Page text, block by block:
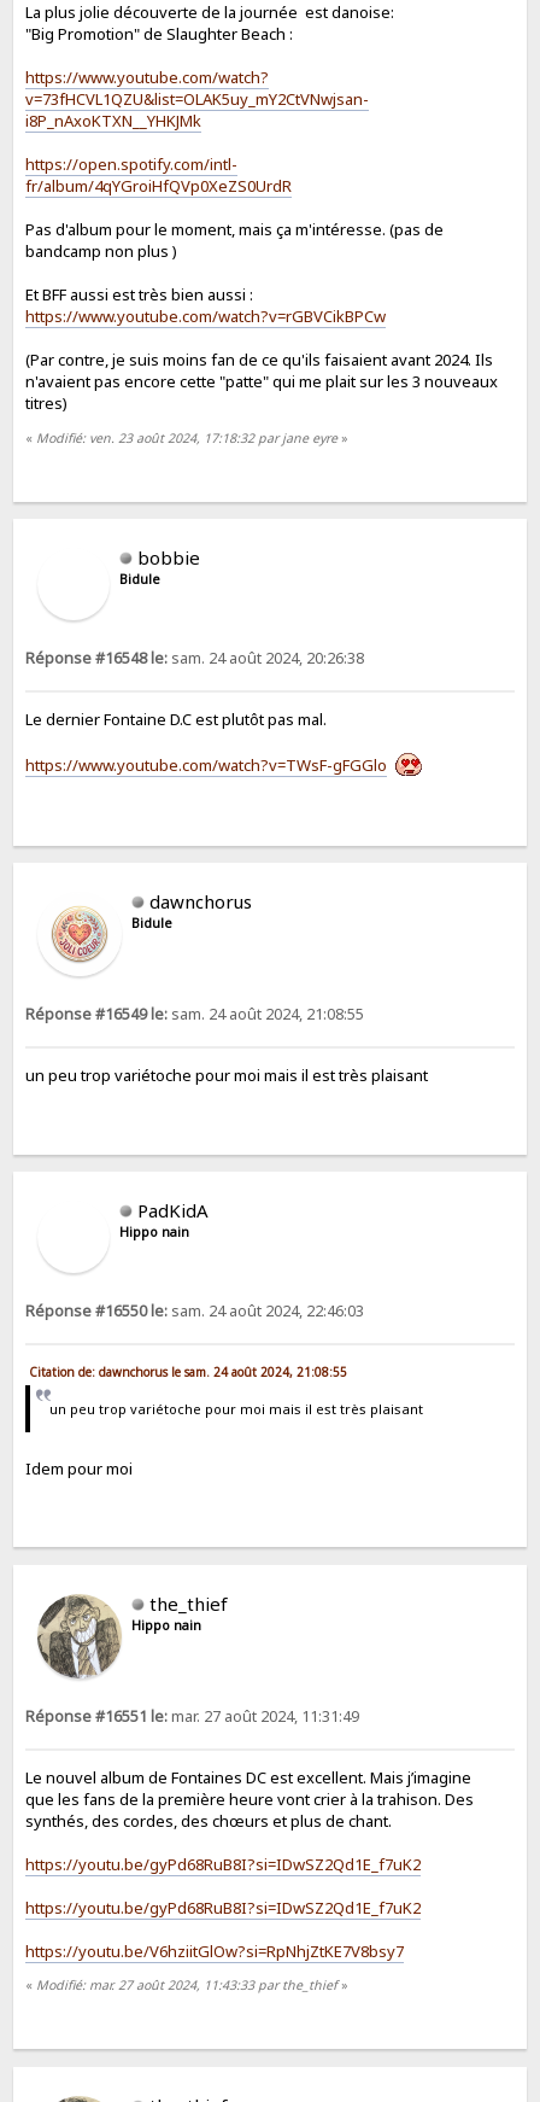
La plus jolie découverte de la journée est danoise:
"Big Promotion" de Slaughter Beach :
https://www.youtube.com/watch?
v=73fHCVL1QZU&list=OLAK5uy_mY2CtVNwjsan-
i8P_nAxoKTXN__YHKJMk
https://open.spotify.com/intl-
fr/album/4qYGroiHfQVp0XeZS0UrdR
Pas d'album pour le moment, mais ça m'intéresse. (pas de
bandcamp non plus )
Et BFF aussi est très bien aussi :
https://www.youtube.com/watch?v=rGBVCikBPCw
(Par contre, je suis moins fan de ce qu'ils faisaient avant 2024. Ils
n'avaient pas encore cette "patte" qui me plait sur les 3 nouveaux
titres)
« Modifié: ven. 23 août 2024, 17:18:32 par jane eyre»
bobbie
Bidule
Réponse #16548 le: sam. 24 août 2024, 20:26:38
Le dernier Fontaine D.C est plutôt pas mal.
https://www.youtube.com/watch?v=TWsF-gFGGlo
dawnchorus
Bidule
Réponse #16549 le: sam. 24 août 2024, 21:08:55
un peu trop variétoche pour moi mais il est très plaisant
PadKidA
Hippo nain
Réponse #16550 le: sam. 24 août 2024, 22:46:03
Citation de: dawnchorus le sam. 24 août 2024, 21:08:55
un peu trop variétoche pour moi mais il est très plaisant
Idem pour moi
the_thief
Hippo nain
Réponse #16551 le:mar. 27 août 2024, 11:31:49
Le nouvel album de Fontaines DC est excellent. Mais j’imagine
que les fans de la première heure vont crier à la trahison. Des
synthés, des cordes, des chœurs et plus de chant.
https://youtu.be/gyPd68RuB8I?si=IDwSZ2Qd1E_f7uK2
https://youtu.be/gyPd68RuB8I?si=IDwSZ2Qd1E_f7uK2
https://youtu.be/V6hziitGlOw?si=RpNhjZtKE7V8bsy7
« Modifié: mar. 27 août 2024, 11:43:33 par the_thief»